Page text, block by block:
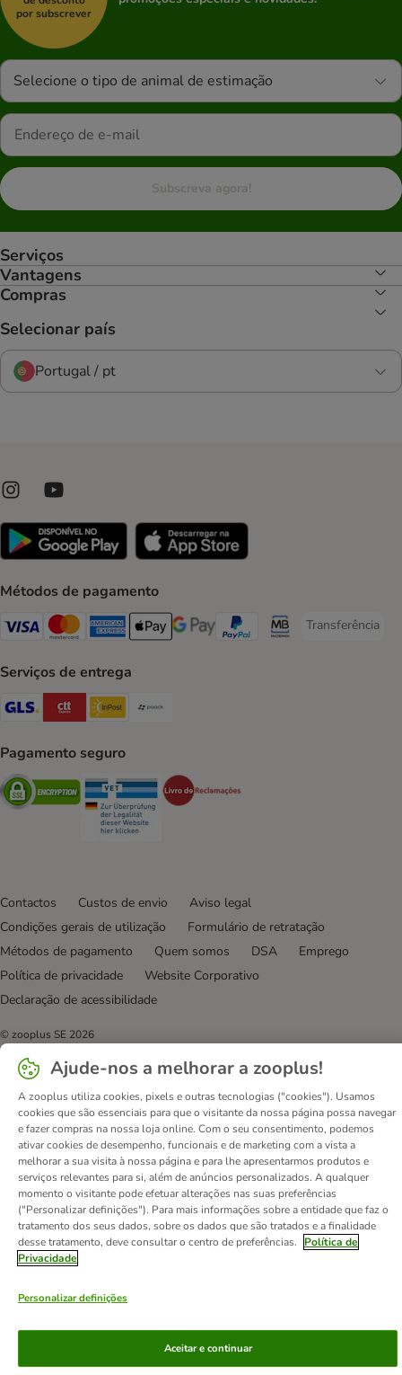
por subscrever
Selecione o tipo de animal de estimação
Subscreva agora!
Serviços
Vantagens
Compras
Selecionar país
Portugal / pt
Métodos de pagamento
Visa Payment Method
Mastercard Payment Method
American Express Payment Method
Apple Pay Payment Method
Google Pay Payment Method
PayPal Payment Method
Multibanco Payment
Transferência
Transferência
Serviços de entrega
GLS Shipping Method
CTTExpress Shipping Method
InPost Shipping Method
Pagamento seguro
Security Security
Contactos Custos de envio
Aviso legal
Condições gerais de utilização
Formulário de retratação
Métodos de pagamento
Quem somos DSA
Emprego
Política de privacidade
Website Corporativo
Declaração de acessibilidade
© zooplus SE 2026
Ajude-nos a melhorar a zooplus!
A zooplus utiliza cookies, pixels e outras tecnologias ("cookies"). Usamos
cookies que são essenciais para que o visitante da nossa página possa navegar
e fazer compras na nossa loja online. Com o seu consentimento, podemos
ativar cookies de desempenho, funcionais e de marketing com a vista a
melhorar a sua visita à nossa página e para lhe apresentarmos produtos e
serviços relevantes para si, além de anúncios personalizados. A qualquer
momento o visitante pode efetuar alterações nas suas preferências
("Personalizar definições"). Para mais informações sobre a entidade que faz o
tratamento dos seus dados, sobre os dados que são tratados e a finalidade
desse tratamento, deve consultar o centro de preferências.
Política de
Privacidade
Personalizar definições
Aceitar e continuar